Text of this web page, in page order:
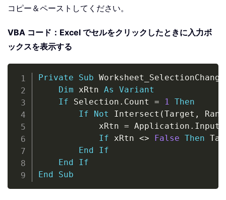
コピー＆ペーストしてください。
VBA コード：Excel でセルをクリックしたときに入力ボ
ックスを表示する
Private Sub Worksheet_SelectionChange
Dim xRtn As
Variant
If Selection . Count = 1 Then
If
Not Intersect (Target ,
            xRtn
= Application .
If xRtn <> False Then
End
If
End
If
End
Sub
Copy